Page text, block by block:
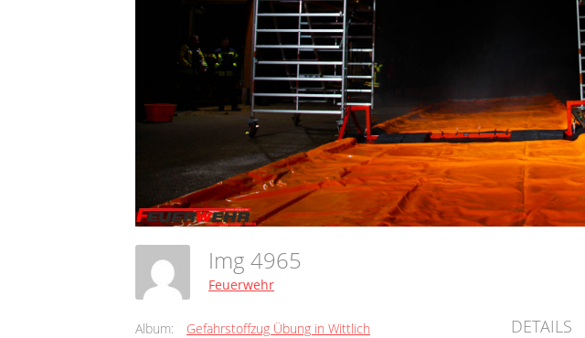
Img 4965
Feuerwehr
Album: Gefahrstoffzug Übung in Wittlich DETAILS